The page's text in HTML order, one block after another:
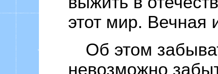
этот мир. Вечная
Об этом
невозможно